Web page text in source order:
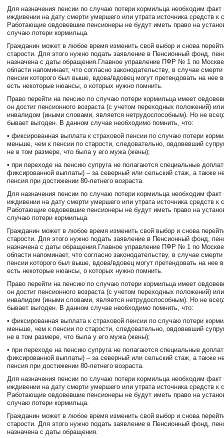
Для назначения пенсии по случаю потери кормильца необходим факт
иждивении на дату смерти умершего или утрата источника средств к
Работающие овдовевшие пенсионеры не будут иметь право на
случаю потери кормильца.
Гражданин может в любое время изменить свой выбор и снова
старости. Для этого нужно подать заявление в Пенсионный фонд,
назначена с даты обращения. Главное управление ПФР № 1 по
области напоминает, что согласно законодательству, в случае
пенсии которого был выше, вдова/вдовец могут претендовать на нее
есть некоторые нюансы, о которых нужно помнить.
Право перейти на пенсию по случаю потери кормильца имеет
он достиг пенсионного возраста (с учетом переходных положений)
инвалидом (иными словами, является нетрудоспособным). Но не
бывает выгоден. В данном случае необходимо помнить, что:
• фиксированная выплата к страховой пенсии по случаю потери
меньше, чем к пенсии по старости, следовательно, овдовевший
не в том размере, что была у его мужа (жены);
• при переходе на пенсию супруга не полагаются специальные
фиксированной выплаты) – за северный или сельский стаж, а также
пенсия при достижении 80-летнего возраста.
Для назначения пенсии по случаю потери кормильца необходим факт
иждивении на дату смерти умершего или утрата источника средств к
Работающие овдовевшие пенсионеры не будут иметь право на
случаю потери кормильца.
Гражданин может в любое время изменить свой выбор и снова
старости. Для этого нужно подать заявление в Пенсионный фонд,
назначена с даты обращения. Главное управление ПФР № 1 по
области напоминает, что согласно законодательству, в случае
пенсии которого был выше, вдова/вдовец могут претендовать на нее
есть некоторые нюансы, о которых нужно помнить.
Право перейти на пенсию по случаю потери кормильца имеет
он достиг пенсионного возраста (с учетом переходных положений)
инвалидом (иными словами, является нетрудоспособным). Но не
бывает выгоден. В данном случае необходимо помнить, что:
• фиксированная выплата к страховой пенсии по случаю потери
меньше, чем к пенсии по старости, следовательно, овдовевший
не в том размере, что была у его мужа (жены);
• при переходе на пенсию супруга не полагаются специальные
фиксированной выплаты) – за северный или сельский стаж, а также
пенсия при достижении 80-летнего возраста.
Для назначения пенсии по случаю потери кормильца необходим факт
иждивении на дату смерти умершего или утрата источника средств к
Работающие овдовевшие пенсионеры не будут иметь право на
случаю потери кормильца.
Гражданин может в любое время изменить свой выбор и снова
старости. Для этого нужно подать заявление в Пенсионный фонд,
назначена с даты обращения.